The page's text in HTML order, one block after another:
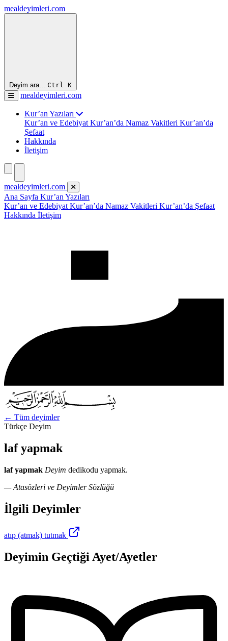
mealdeyimleri.com
Deyim ara... Ctrl K
mealdeyimleri.com
Kur’an Yazıları
Kur’an ve Edebiyat Kur’an’da Namaz Vakitleri Kur’an’da
Şefaat
Hakkında
İletişim
mealdeyimleri.com
Ana Sayfa Kur’an Yazıları
Kur’an ve Edebiyat Kur’an’da Namaz Vakitleri Kur’an’da Şefaat
Hakkında İletişim
← Tüm deyimler
Türkçe Deyim
laf yapmak
laf yapmak Deyim dedikodu yapmak.
— Atasözleri ve Deyimler Sözlüğü
İlgili Deyimler
atıp (atmak) tutmak
Deyimin Geçtiği Ayet/Ayetler